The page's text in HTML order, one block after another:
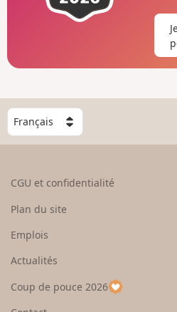
C
o
e
u
p
a
CGU et confidentialité
Plan du site
Emplois
Actualités
Coup de pouce 2026